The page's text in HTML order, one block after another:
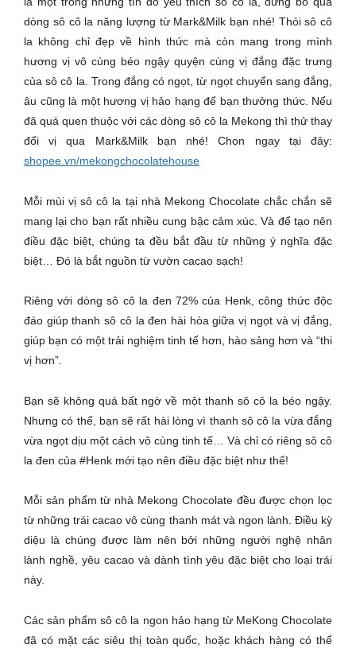
dòng sô cô la năng lượng từ Mark&Milk bạn nhé! Thỏi sô cô
la không chỉ đẹp về hình thức mà còn mang trong mình
hương vị vô cùng béo ngậy quyện cùng vị đắng đặc trưng
của sô cô la. Trong đắng có ngọt, từ ngọt chuyển sang đắng,
âu cũng là một hương vị hảo hạng để bạn thưởng thức. Nếu
đã quá quen thuộc với các dòng sô cô la Mekong thì thử thay
đổi vị qua Mark&Milk bạn nhé! Chọn ngay tại đây:
shopee.vn/mekongchocolatehouse
Mỗi mùi vị sô cô la tại nhà Mekong Chocolate chắc chắn sẽ
mang lại cho bạn rất nhiều cung bậc cảm xúc. Và để tạo nên
điều đặc biệt, chúng ta đều bắt đầu từ những ý nghĩa đặc
biệt… Đó là bắt nguồn từ vườn cacao sạch!
Riêng với dòng sô cô la đen 72% của Henk, công thức độc
đáo giúp thanh sô cô la đen hài hòa giữa vị ngọt và vị đắng,
giúp bạn có một trải nghiệm tinh tế hơn, hào sảng hơn và “thi
vị hơn”.
Bạn sẽ không quá bất ngờ về một thanh sô cô la béo ngậy.
Nhưng có thể, bạn sẽ rất hài lòng vì thanh sô cô la vừa đắng
vừa ngọt dịu một cách vô cùng tinh tế… Và chỉ có riêng sô cô
la đen của #Henk mới tạo nên điều đặc biệt như thế!
Mỗi sản phẩm từ nhà Mekong Chocolate đều được chọn lọc
từ những trái cacao vô cùng thanh mát và ngon lành. Điều kỳ
diệu là chúng được làm nên bởi những người nghệ nhân
lành nghề, yêu cacao và dành tình yêu đặc biệt cho loại trái
này.
Các sản phẩm sô cô la ngon hảo hạng từ MeKong Chocolate
đã có mặt các siêu thị toàn quốc, hoặc khách hàng có thể